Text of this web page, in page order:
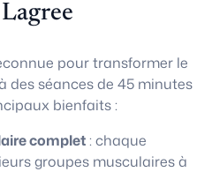
pour transformer le
des séances de 45 minutes
bienfaits :
complet: chaque
groupes musculaires à